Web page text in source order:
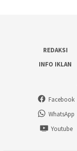
REDAKSI
INFO IKLAN
Facebook
WhatsApp
Youtube